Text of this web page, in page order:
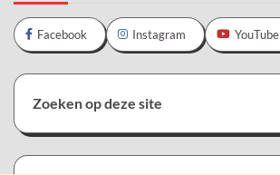
Facebook Instagram YouTube
Zoeken op deze site